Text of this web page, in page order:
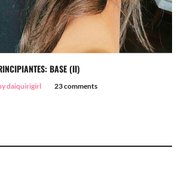
BASE (II)
daiquirigirl 23 comments